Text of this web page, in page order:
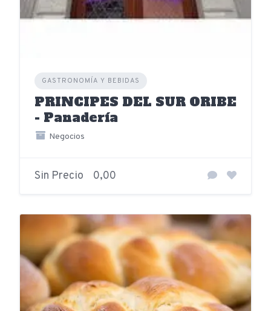
GASTRONOMÍA Y BEBIDAS
PRINCIPES DEL SUR ORIBE
- Panadería
Negocios
Sin Precio 0,00